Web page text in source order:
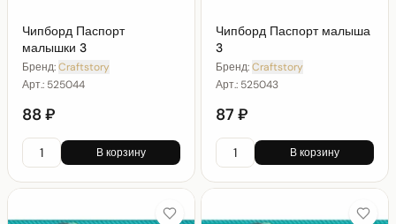
Чипборд Паспорт
малышки 3
Бренд:Craftstory
Арт.: 525044
88 ₽
В корзину
Чипборд Паспорт малыша
3
Бренд:Craftstory
Арт.: 525043
87 ₽
В корзину